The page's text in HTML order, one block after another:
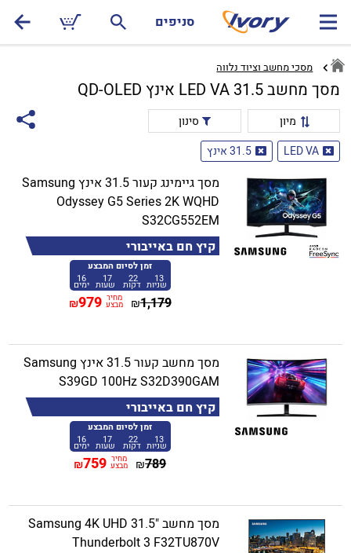
סניפים
מסכי מחשב וציוד נלווה
מסך מחשב LED VA 31.5 אינץ QD-OLED
מיון
סינון
LED VA
31.5 אינץ
מסך גיימינג קעור 31.5 אינץ Samsung
Odyssey G5 Series 2K WQHD
S32CG552EM
קיץ חם באייבורי
זמן לסיום המבצע
13
שניות 22
דקות 17
שעות 16
ימים
1,179
₪ מחיר
מבצע 979
₪
מסך מחשב קעור 31.5 אינץ Samsung
S39GD 100Hz S32D390GAM
קיץ חם באייבורי
זמן לסיום המבצע
13
שניות 22
דקות 17
שעות 16
ימים
789
₪ מחיר
מבצע 759
₪
מסך מחשב "31.5 Samsung 4K UHD
Thunderbolt 3 F32TU870V